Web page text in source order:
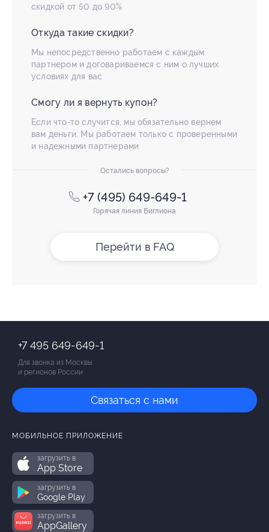
скидкой от 50 до 90%
Откуда такие скидки?
Мы непосредственно работаем с каждым
партнером и договариваемся с ним о лучших
условиях для вас
Смогу ли я вернуть купон?
Если что-то случится, мы обязательно вернем
вам деньги. Мы работаем только с проверенными
и надежными партнерами
Остались вопросы?
+7 (495) 649-649-1
Горячая линия Биглиона
Перейти в FAQ
+7 495 649-649-1
Для звонка из Москвы
и регионов России
Связаться с нами
МОБИЛЬНОЕ ПРИЛОЖЕНИЕ
загрузить в
App Store
загрузить в
Google Play
загрузить в
AppGallery